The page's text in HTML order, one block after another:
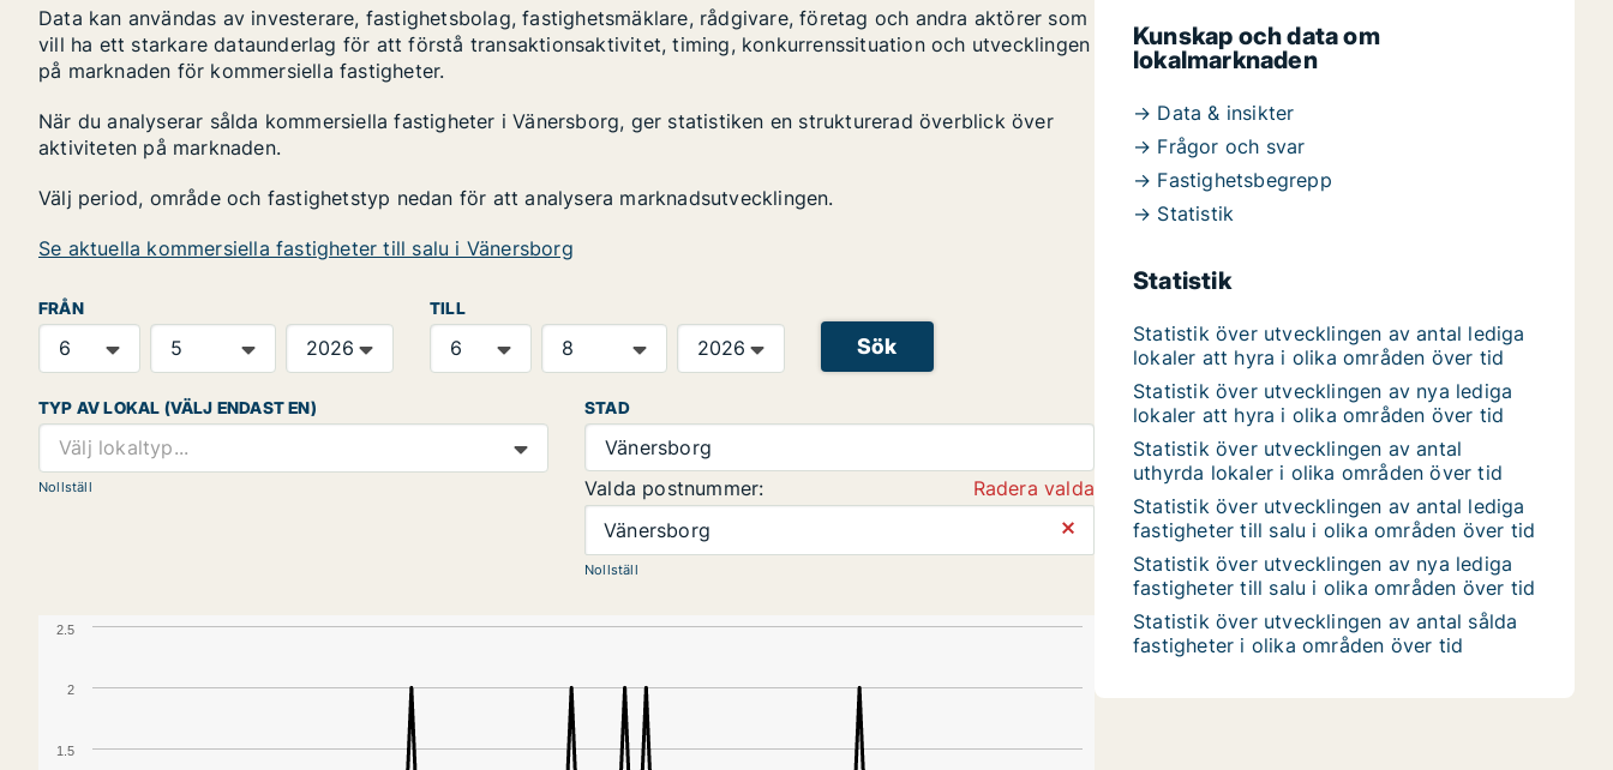
Data kan användas av investerare, fastighetsbolag, fastighetsmäklare, rådgivare, företag och andra aktörer som
vill ha ett starkare dataunderlag för att förstå transaktionsaktivitet, timing, konkurrenssituation och utvecklingen
på marknaden för kommersiella fastigheter.
När du analyserar sålda kommersiella fastigheter i Vänersborg, ger statistiken en strukturerad överblick över
aktiviteten på marknaden.
Välj period, område och fastighetstyp nedan för att analysera marknadsutvecklingen.
Se aktuella kommersiella fastigheter till salu i Vänersborg
FRÅN TILL
Sök
TYP AV LOKAL (VÄLJ ENDAST EN)
Välj lokaltyp...
Nollställ
STAD
Vänersborg
Valda postnummer:
Radera valda
Vänersborg
⨯
Nollställ
1.5
2
2.5
Kunskap och data om
lokalmarknaden
→ Data & insikter
→ Frågor och svar
→ Fastighetsbegrepp
→ Statistik
Statistik
Statistik över utvecklingen av antal lediga
lokaler att hyra i olika områden över tid
Statistik över utvecklingen av nya lediga
lokaler att hyra i olika områden över tid
Statistik över utvecklingen av antal
uthyrda lokaler i olika områden över tid
Statistik över utvecklingen av antal lediga
fastigheter till salu i olika områden över tid
Statistik över utvecklingen av nya lediga
fastigheter till salu i olika områden över tid
Statistik över utvecklingen av antal sålda
fastigheter i olika områden över tid